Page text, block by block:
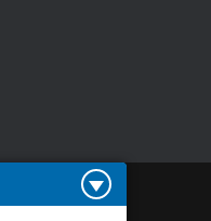
законом. ©
- Лечение в